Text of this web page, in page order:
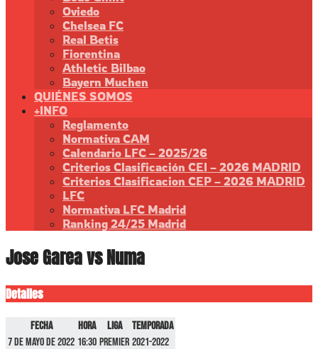
Oviedo
Chelsea FC
Real Betis
Fiorentina
Athletic Bilbao
Bayern Muchen
QUIÉNES SOMOS
+INFO
Reglamento
Normativa CAM
Calendario LFC – 2025/26
Criterios Clasificación CEI – 2026 MADRID
Criterios Clasificacion CEP – 2026 MADRID
LFC
Normativa LFC Madrid
Ranking 24/25 Madrid
Jose Garea vs Numa
Detalles
Fecha Hora Liga
Temporada
7 de mayo de 2022 16:30 Premier 2021-2022